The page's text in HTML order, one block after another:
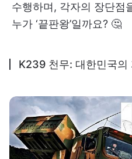
수행하며, 각자의 장단점
누가 ‘끝판왕’일까요? 🤔
K239 천무: 대한민국의